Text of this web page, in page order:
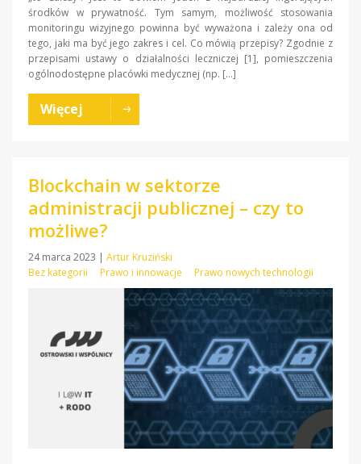
środków w prywatność. Tym samym, możliwość stosowania
monitoringu wizyjnego powinna być wyważona i zależy ona od
tego, jaki ma być jego zakres i cel. Co mówią przepisy? Zgodnie z
przepisami ustawy o działalności leczniczej [1], pomieszczenia
ogólnodostępne placówki medycznej (np. […]
Więcej
Blockchain w sektorze
administracji publicznej – czy to
możliwe?
24 marca 2023 | Artur Kruziński
Bez kategorii
Prawo i innowacje Prawo nowych technologii